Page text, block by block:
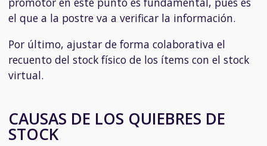
el que a la postre va a verificar la información.
Por último, ajustar de forma colaborativa el
recuento del stock físico de los ítems con el stock
virtual.
CAUSAS DE LOS QUIEBRES DE
STOCK